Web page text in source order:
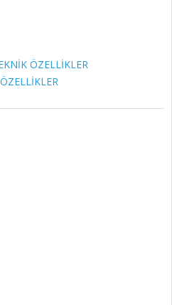
ÖZELLİKLER